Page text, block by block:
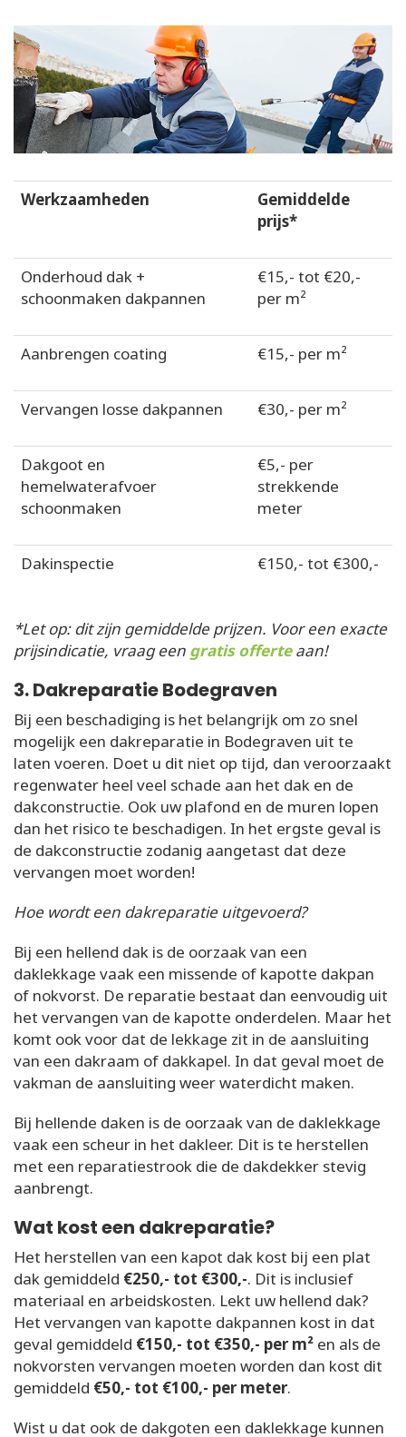
Werkzaamheden
Gemiddelde
prijs*
Onderhoud dak +
schoonmaken dakpannen
€15,- tot €20,-
per m²
Aanbrengen coating €15,- per m²
Vervangen losse dakpannen €30,- per m²
Dakgoot en
hemelwaterafvoer
schoonmaken
€5,- per
strekkende
meter
Dakinspectie €150,- tot €300,-
*Let op: dit zijn gemiddelde prijzen. Voor een exacte
prijsindicatie, vraag een gratis offerteaan!
3. Dakreparatie Bodegraven
Bij een beschadiging is het belangrijk om zo snel
mogelijk een dakreparatie in Bodegraven uit te
laten voeren. Doet u dit niet op tijd, dan veroorzaakt
regenwater heel veel schade aan het dak en de
dakconstructie. Ook uw plafond en de muren lopen
dan het risico te beschadigen. In het ergste geval is
de dakconstructie zodanig aangetast dat deze
vervangen moet worden!
Hoe wordt een dakreparatie uitgevoerd?
Bij een hellend dak is de oorzaak van een
daklekkage vaak een missende of kapotte dakpan
of nokvorst. De reparatie bestaat dan eenvoudig uit
het vervangen van de kapotte onderdelen. Maar het
komt ook voor dat de lekkage zit in de aansluiting
van een dakraam of dakkapel. In dat geval moet de
vakman de aansluiting weer waterdicht maken.
Bij hellende daken is de oorzaak van de daklekkage
vaak een scheur in het dakleer. Dit is te herstellen
met een reparatiestrook die de dakdekker stevig
aanbrengt.
Wat kost een dakreparatie?
Het herstellen van een kapot dak kost bij een plat
dak gemiddeld €250,- tot €300,-. Dit is inclusief
materiaal en arbeidskosten. Lekt uw hellend dak?
Het vervangen van kapotte dakpannen kost in dat
geval gemiddeld €150,- tot €350,- per m² en als de
nokvorsten vervangen moeten worden dan kost dit
gemiddeld €50,- tot €100,- per meter.
Wist u dat ook de dakgoten een daklekkage kunnen